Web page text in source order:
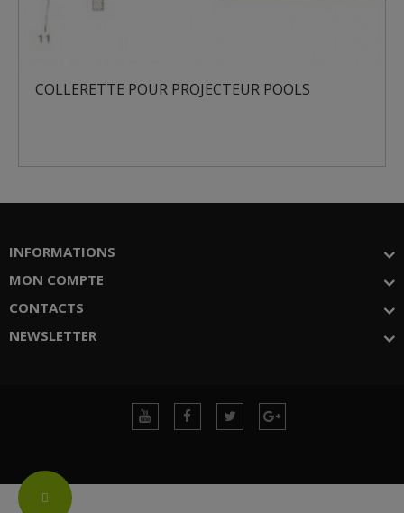
Change
COLLERETTE POUR PROJECTEUR POOLS
INFORMATIONS
MON COMPTE
CONTACTS
NEWSLETTER